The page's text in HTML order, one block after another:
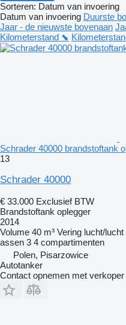
Sorteren: Datum van invoering
Datum van invoering Duurste
Jaar - de nieuwste bovenaan
Kilometerstand ⬊
Schrader 40000 brandstoftank
13
Schrader 40000
€ 33.000 Exclusief BTW
Brandstoftank oplegger
2014
Volume 40 m³ Vering lucht/lucht
assen 3 4 compartimenten
Polen, Pisarzowice
Autotanker
Contact opnemen met verkoper